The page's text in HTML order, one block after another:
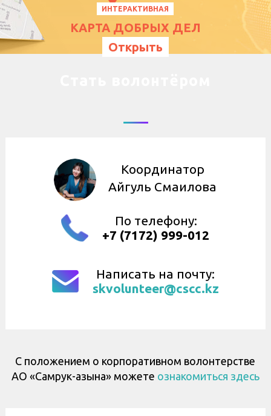
ИНТЕРАКТИВНАЯ
КАРТА ДОБРЫХ ДЕЛ
Открыть
Координатор
Айгуль Смаилова
По телефону:
+7 (7172) 999-012
Написать на почту:
skvolunteer@cscc.kz
С положением о корпоративном волонтерстве
АО «Самрук-Қазына» можете ознакомиться здесь